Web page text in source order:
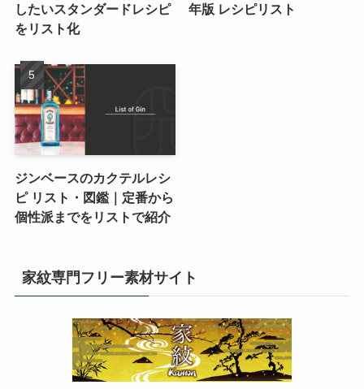
したいスタンダードレシピ
をリスト化
年版 レシピリスト
ジンベースのカクテルレシ
ピ リスト・図鑑｜定番から
個性派までをリストで紹介
家紋専門フリー素材サイト